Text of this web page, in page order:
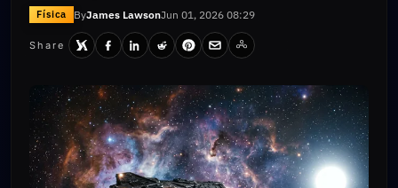
Física ByJames LawsonJun 01, 2026 08:29
Share